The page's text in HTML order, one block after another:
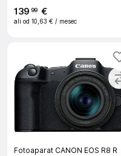
139 99 €
ali od 10,63 € / mesec
Fotoaparat CANON EOS R8 R